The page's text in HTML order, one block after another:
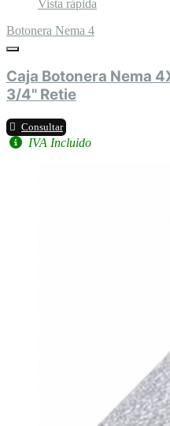
Vista rápida
Botonera Nema 4
Caja Botonera Nema
3/4" Retie
Consultar
IVA Incluido